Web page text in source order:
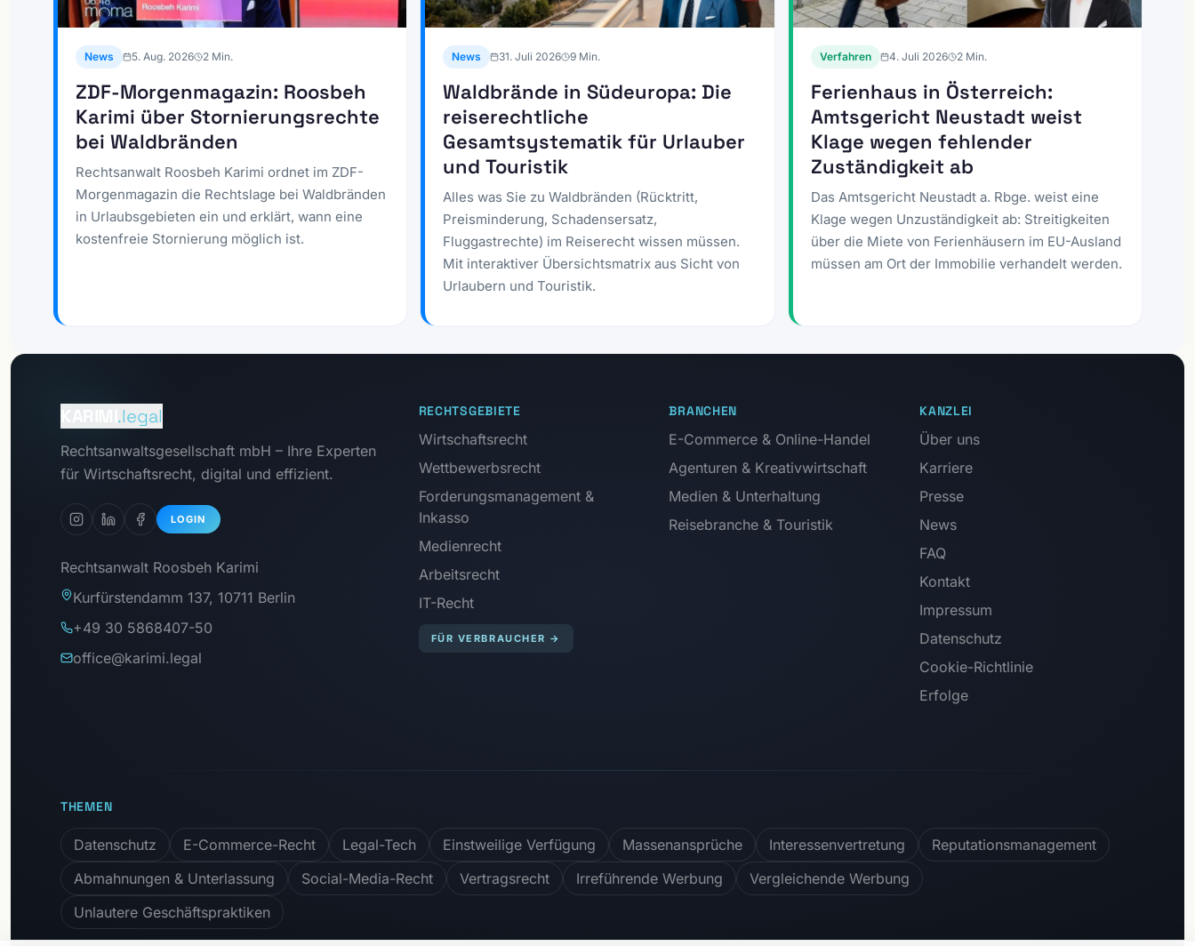
News 5. Aug. 2026 2 Min.
ZDF-Morgenmagazin: Roosbeh
Karimi über Stornierungsrechte
bei Waldbränden
Rechtsanwalt Roosbeh Karimi ordnet im ZDF-
Morgenmagazin die Rechtslage bei Waldbränden
in Urlaubsgebieten ein und erklärt, wann eine
kostenfreie Stornierung möglich ist.
News 31. Juli 2026 9 Min.
Waldbrände in Südeuropa: Die
reiserechtliche
Gesamtsystematik für Urlauber
und Touristik
Alles was Sie zu Waldbränden (Rücktritt,
Preisminderung, Schadensersatz,
Fluggastrechte) im Reiserecht wissen müssen.
Mit interaktiver Übersichtsmatrix aus Sicht von
Urlaubern und Touristik.
Verfahren 4. Juli 2026 2 Min.
Ferienhaus in Österreich:
Amtsgericht Neustadt weist
Klage wegen fehlender
Zuständigkeit ab
Das Amtsgericht Neustadt a. Rbge. weist eine
Klage wegen Unzuständigkeit ab: Streitigkeiten
über die Miete von Ferienhäusern im EU-Ausland
müssen am Ort der Immobilie verhandelt werden.
.legal
Rechtsanwaltsgesellschaft mbH – Ihre Experten
für Wirtschaftsrecht, digital und effizient.
LOGIN
Zum
Datenschutzportal
Rechtsanwalt Roosbeh Karimi
Kurfürstendamm 137, 10711 Berlin
+49 30 5868407-50
office@karimi.legal
RECHTSGEBIETE
Wirtschaftsrecht
Wettbewerbsrecht
Forderungsmanagement &
Inkasso
Medienrecht
Arbeitsrecht
IT-Recht
FÜR VERBRAUCHER →
BRANCHEN
E-Commerce & Online-Handel
Agenturen & Kreativwirtschaft
Medien & Unterhaltung
Reisebranche & Touristik
KANZLEI
Über uns
Karriere
Presse
News
FAQ
Kontakt
Impressum
Datenschutz
Cookie-Richtlinie
Erfolge
THEMEN
Datenschutz E-Commerce-Recht Legal-Tech Einstweilige Verfügung Massenansprüche Interessenvertretung
Reputationsmanagement
Abmahnungen & Unterlassung
Social-Media-Recht Vertragsrecht Irreführende Werbung
Vergleichende Werbung
Unlautere Geschäftspraktiken